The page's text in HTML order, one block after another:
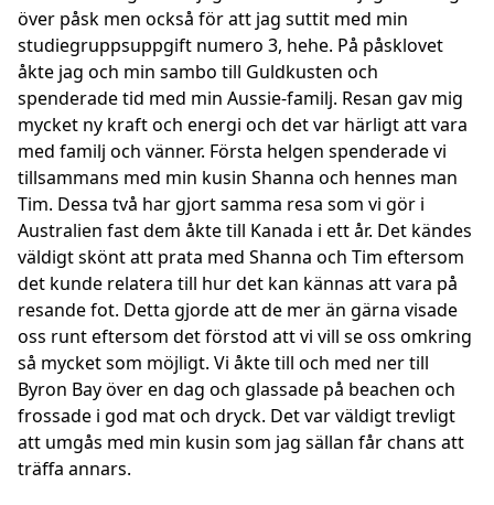
över påsk men också för att jag suttit med min
studiegruppsuppgift numero 3, hehe. På påsklovet
åkte jag och min sambo till Guldkusten och
spenderade tid med min Aussie-familj. Resan gav mig
mycket ny kraft och energi och det var härligt att vara
med familj och vänner. Första helgen spenderade vi
tillsammans med min kusin Shanna och hennes man
Tim. Dessa två har gjort samma resa som vi gör i
Australien fast dem åkte till Kanada i ett år. Det kändes
väldigt skönt att prata med Shanna och Tim eftersom
det kunde relatera till hur det kan kännas att vara på
resande fot. Detta gjorde att de mer än gärna visade
oss runt eftersom det förstod att vi vill se oss omkring
så mycket som möjligt. Vi åkte till och med ner till
Byron Bay över en dag och glassade på beachen och
frossade i god mat och dryck. Det var väldigt trevligt
att umgås med min kusin som jag sällan får chans att
träffa annars.